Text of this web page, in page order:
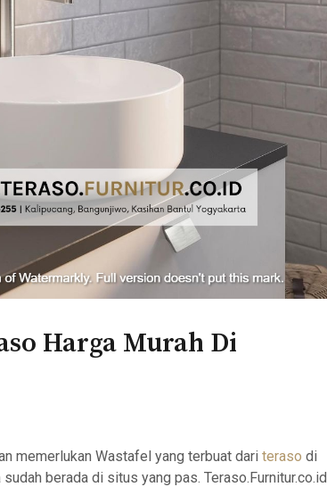
Harga Murah Di
memerlukan Wastafel yang terbuat dari teraso di
berada di situs yang pas. Teraso.Furnitur.co.id